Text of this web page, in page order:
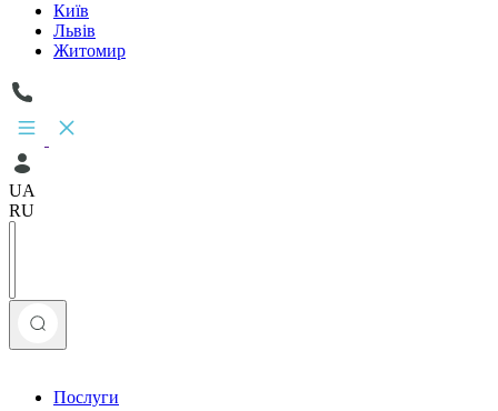
Київ
Львів
Житомир
UA
RU
Послуги